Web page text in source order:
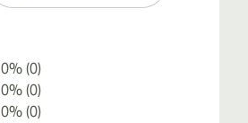
0% (0)
0% (0)
0% (0)